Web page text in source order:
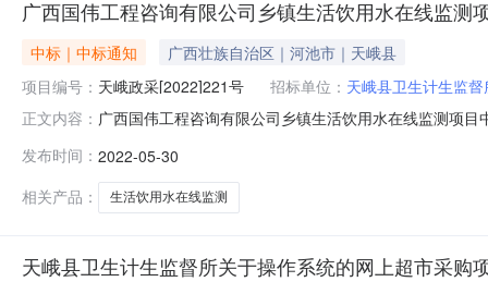
广西国伟工程咨询有限公司乡镇生活饮用水在线监测
中标｜中标通知
广西壮族自治区｜河池市｜天峨县
项目编号： 天峨政采[2022]221号 招标单位： 天峨县卫生计生监督
正文内容： 广西国伟工程咨询有限公司乡镇生活饮用水在线监测项
采购网、广西壮族自治区政府采购网、全国公共资源交
发布时间： 2022-05-30
相关产品：
生活饮用水在线监测
天峨县卫生计生监督所关于操作系统的网上超市采购